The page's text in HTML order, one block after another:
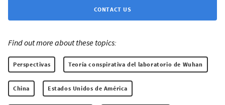
CONTACT US
Find out more about these topics:
Perspectivas Teoría conspirativa del laboratorio de Wuhan
China Estados Unidos de América